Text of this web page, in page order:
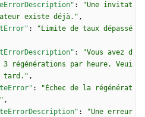
:
"Une invitat
existe déjà." ,
:
"Limite de taux dépassé
:
"Vous avez d
régénérations par heure. Veui
tard." ,
:
"Échec de la régénérat
,
:
"Une erreur